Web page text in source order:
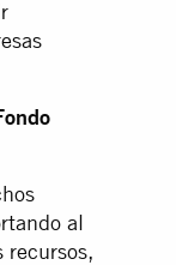
al
recursos,